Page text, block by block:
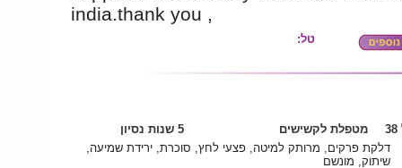
india.thank you ,
טל:
מטפלת לקשישים
5 שנות נסיון
דלקת פרקים, מרותק למיטה, פצעי לחץ, סוכרת, ירידת שמיעה,
שיתוק, מונשם